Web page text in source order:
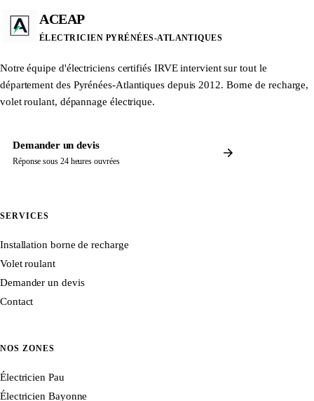
ACEAP
ÉLECTRICIEN PYRÉNÉES-ATLANTIQUES
Notre équipe d'électriciens certifiés IRVE intervient sur tout le
département des Pyrénées-Atlantiques depuis 2012. Borne de recharge,
volet roulant, dépannage électrique.
Demander un devis
Réponse sous 24 heures ouvrées
SERVICES
Installation borne de recharge
Volet roulant
Demander un devis
Contact
NOS ZONES
Électricien Pau
Électricien Bayonne